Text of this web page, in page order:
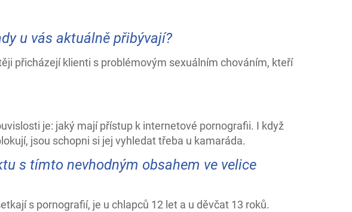
u vás aktuálně přibývají?
přicházejí klienti s problémovým sexuálním chováním, kteří
je: jaký mají přístup k internetové pornografii. I když
jsou schopni si jej vyhledat třeba u kamaráda.
s tímto nevhodným obsahem ve velice
s pornografií, je u chlapců 12 let a u děvčat 13 roků.